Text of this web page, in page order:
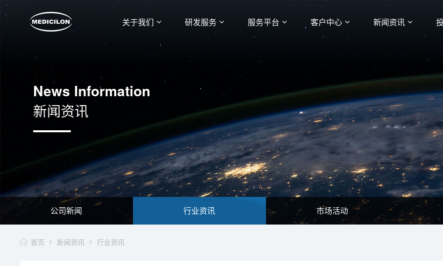
关于我们 研发服务 服务平台 客户中心 新闻资讯
News Information
新闻资讯
公司新闻 行业资讯 市场活动
首页 新闻资讯 行业资讯